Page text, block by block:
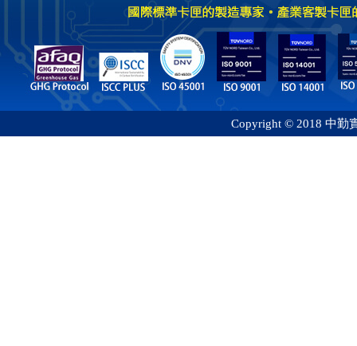
Copyright © 2018 中勤